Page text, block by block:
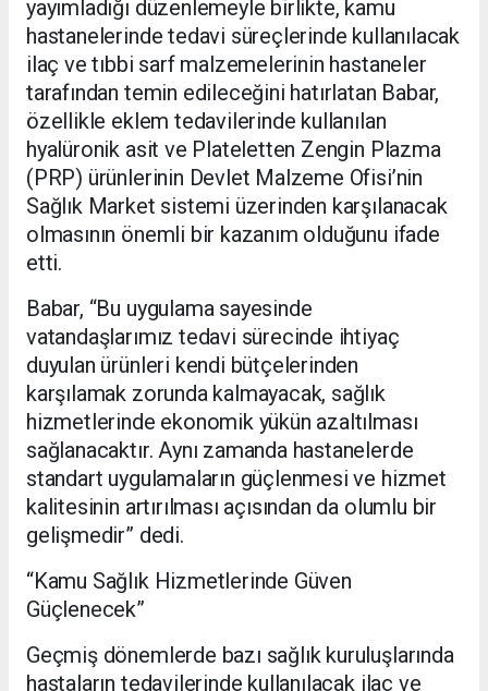
yayımladığı düzenlemeyle birlikte, kamu
hastanelerinde tedavi süreçlerinde kullanılacak
ilaç ve tıbbi sarf malzemelerinin hastaneler
tarafından temin edileceğini hatırlatan Babar,
özellikle eklem tedavilerinde kullanılan
hyalüronik asit ve Plateletten Zengin Plazma
(PRP) ürünlerinin Devlet Malzeme Ofisi’nin
Sağlık Market sistemi üzerinden karşılanacak
olmasının önemli bir kazanım olduğunu ifade
etti.
Babar, “Bu uygulama sayesinde
vatandaşlarımız tedavi sürecinde ihtiyaç
duyulan ürünleri kendi bütçelerinden
karşılamak zorunda kalmayacak, sağlık
hizmetlerinde ekonomik yükün azaltılması
sağlanacaktır. Aynı zamanda hastanelerde
standart uygulamaların güçlenmesi ve hizmet
kalitesinin artırılması açısından da olumlu bir
gelişmedir” dedi.
“Kamu Sağlık Hizmetlerinde Güven
Güçlenecek”
Geçmiş dönemlerde bazı sağlık kuruluşlarında
hastaların tedavilerinde kullanılacak ilaç ve